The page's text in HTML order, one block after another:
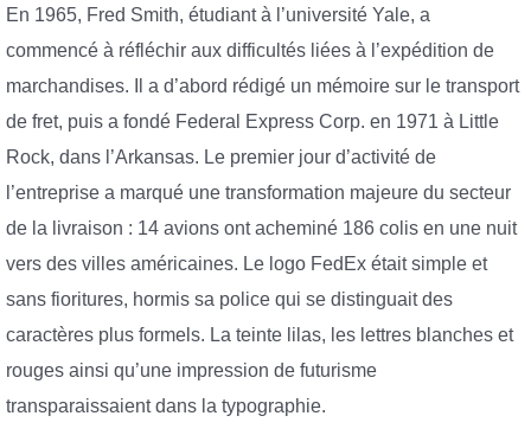
En 1965, Fred Smith, étudiant à l’université Yale, a
commencé à réfléchir aux difficultés liées à l’expédition de
marchandises. Il a d’abord rédigé un mémoire sur le transport
de fret, puis a fondé Federal Express Corp. en 1971 à Little
Rock, dans l’Arkansas. Le premier jour d’activité de
l’entreprise a marqué une transformation majeure du secteur
de la livraison : 14 avions ont acheminé 186 colis en une nuit
vers des villes américaines. Le logo FedEx était simple et
sans fioritures, hormis sa police qui se distinguait des
caractères plus formels. La teinte lilas, les lettres blanches et
rouges ainsi qu’une impression de futurisme
transparaissaient dans la typographie.